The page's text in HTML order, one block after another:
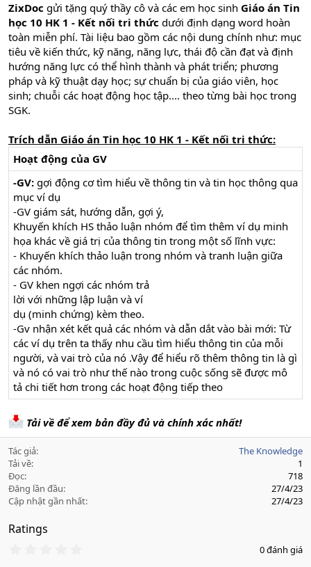
ZixDoc gửi tặng quý thầy cô và các em học sinh Giáo án Tin
học 10 HK 1 - Kết nối tri thức dưới định dạng word hoàn
toàn miễn phí. Tài liệu bao gồm các nội dung chính như: mục
tiêu về kiến thức, kỹ năng, năng lực, thái độ cần đạt và định
hướng năng lực có thể hình thành và phát triển; phương
pháp và kỹ thuật dạy học; sự chuẩn bị của giáo viên, học
sinh; chuỗi các hoạt động học tập.... theo từng bài học trong
SGK.
Trích dẫn Giáo án Tin học 10 HK 1 - Kết nối tri thức:
Hoạt động của GV
-GV: gợi động cơ tìm hiểu về thông tin và tin học thông qua
mục ví dụ
-GV giám sát, hướng dẫn, gợi ý,
Khuyến khích HS thảo luận nhóm để tìm thêm ví dụ minh
họa khác về giá trị của thông tin trong một số lĩnh vực:
- Khuyến khích thảo luận trong nhóm và tranh luận giữa
các nhóm.
- GV khen ngợi các nhóm trả
lời với những lập luận và ví
dụ (minh chứng) kèm theo.
-Gv nhận xét kết quả các nhóm và dẫn dắt vào bài mới: Từ
các ví dụ trên ta thấy nhu cầu tìm hiểu thông tin của mỗi
người, và vai trò của nó .Vậy để hiểu rõ thêm thông tin là gì
và nó có vai trò như thế nào trong cuộc sống sẽ được mô
tả chi tiết hơn trong các hoạt động tiếp theo
Tải về để xem bản đầy đủ và chính xác nhất!
Tác giả
The Knowledge
Tải về
1
Đọc
718
Đăng lần đầu
27/4/23
Cập nhật gần nhất
27/4/23
Ratings
0 đánh giá